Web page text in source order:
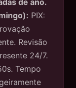
de ano.
PIX:
Revisão
24/7.
Tempo